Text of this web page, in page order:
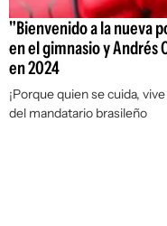
"Bienvenido a la nueva
en el gimnasio y Andrés
en 2024
¡Porque quien se cuida,
del mandatario brasileño